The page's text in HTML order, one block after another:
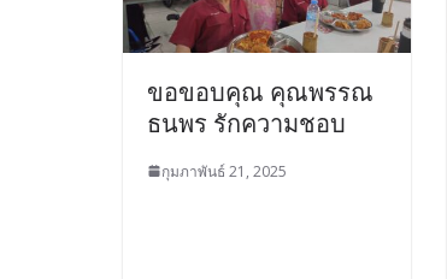
ขอขอบคุณ คุณพรรณ
ธนพร รักความชอบ
กุมภาพันธ์ 21, 2025